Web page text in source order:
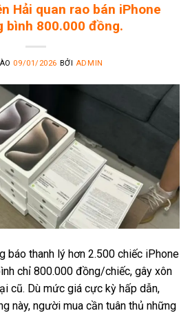
Hải quan rao bán iPhone
bình 800.000 đồng.
09/01/2026 BỞI ADMIN
báo thanh lý hơn 2.500 chiếc iPhone
chỉ 800.000 đồng/chiếc, gây xôn
cũ. Dù mức giá cực kỳ hấp dẫn,
này, người mua cần tuân thủ những